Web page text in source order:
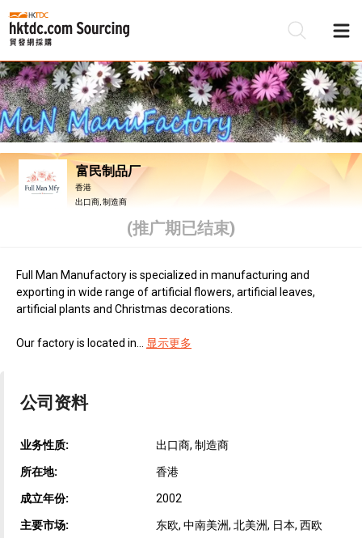
富民制品厂
香港
出口商, 制造商
(推广期已结束)
Full Man Manufactory is specialized in manufacturing and
exporting in wide range of artificial flowers, artificial leaves,
artificial plants and Christmas decorations.
Our factory is located in... 显示更多
公司资料
业务性质: 出口商, 制造商
所在地: 香港
成立年份: 2002
主要市场: 东欧, 中南美洲, 北美洲, 日本, 西欧